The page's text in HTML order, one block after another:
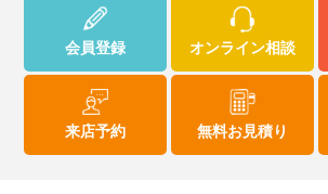
会員登録 オンライン相談
来店予約 無料お見積り